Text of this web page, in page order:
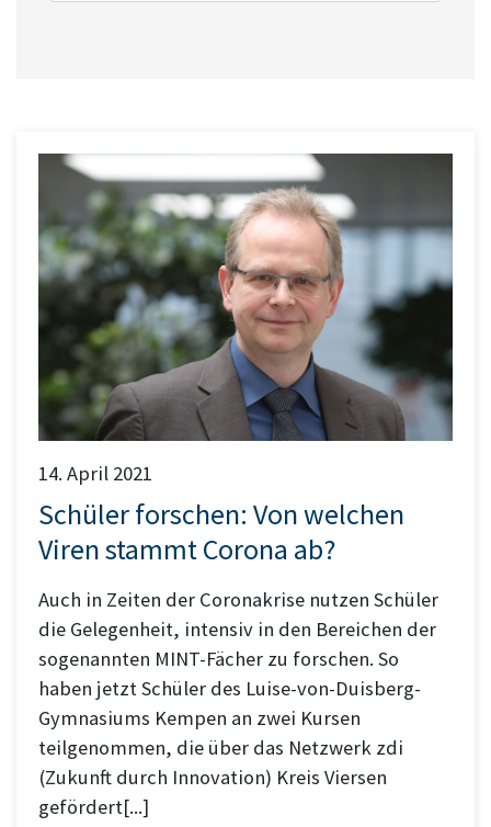
14. April 2021
Schüler forschen: Von welchen
Viren stammt Corona ab?
Auch in Zeiten der Coronakrise nutzen Schüler
die Gelegenheit, intensiv in den Bereichen der
sogenannten MINT-Fächer zu forschen. So
haben jetzt Schüler des Luise-von-Duisberg-
Gymnasiums Kempen an zwei Kursen
teilgenommen, die über das Netzwerk zdi
(Zukunft durch Innovation) Kreis Viersen
gefördert[...]